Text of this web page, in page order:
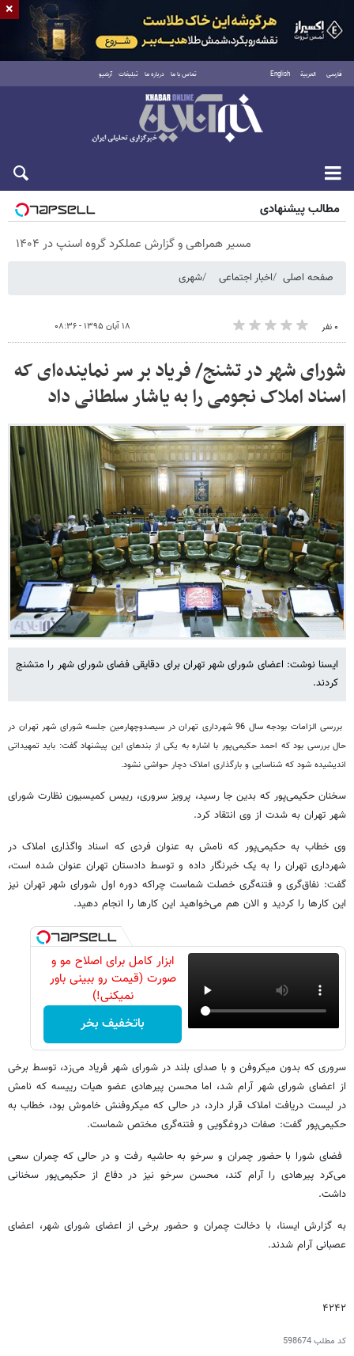
فارسی العربية English تماس با ما درباره ما تبلیغات آرشیو
پنجشنبه ۱۵ مرداد ۱۴۰۵
مطالب پیشنهادی
مسیر همراهی و گزارش عملکرد گروه اسنپ در ۱۴۰۴
صفحه اصلی اخبار اجتماعی شهری
۰ نفر ۱۸ آبان ۱۳۹۵ - ۰۸:۳۶
شورای شهر در تشنج/ فریاد بر سر نماینده‌ای که
اسناد املاک نجومی را به یاشار سلطانی داد
ایسنا نوشت: اعضای شورای شهر تهران برای دقایقی فضای شورای شهر را متشنج
کردند.
بررسی الزامات بودجه سال 96 شهرداری تهران در سیصدوچهارمین جلسه شورای شهر تهران در
حال بررسی بود که احمد حکیمی‌پور با اشاره به یکی از بندهای این پیشنهاد گفت: باید تمهیداتی
اندیشیده شود که شناسایی و بارگذاری املاک دچار حواشی نشود.
سخنان حکیمی‌پور که بدین جا رسید، پرویز سروری، رییس کمیسیون نظارت شورای
شهر تهران به شدت از وی انتقاد کرد.
وی خطاب به حکیمی‌پور که نامش به عنوان فردی که اسناد واگذاری املاک در
شهرداری تهران را به یک خبرنگار داده و توسط دادستان تهران عنوان شده است،
گفت: نفاق‌گری و فتنه‌گری خصلت شماست چراکه دوره اول شورای شهر تهران نیز
این کارها را کردید و الان هم می‌خواهید این کارها را انجام دهید.
ابزار کامل برای اصلاح مو و
صورت (قیمت رو ببینی باور
نمیکنی!)
باتخفیف بخر
سروری که بدون میکروفن و با صدای بلند در شورای شهر فریاد می‌زد، توسط برخی
از اعضای شورای شهر آرام شد، اما محسن پیرهادی عضو هیات رییسه که نامش
در لیست دریافت املاک قرار دارد، در حالی که میکروفنش خاموش بود، خطاب به
حکیمی‌پور گفت: صفات دروغگویی و فتنه‌گری مختص شماست.
فضای شورا با حضور چمران و سرخو به حاشیه رفت و در حالی که چمران سعی
می‌کرد پیرهادی را آرام کند، محسن سرخو نیز در دفاع از حکیمی‌پور سخنانی
داشت.
به گزارش ایسنا، با دخالت چمران و حضور برخی از اعضای شورای شهر، اعضای
عصبانی آرام شدند.
۴۲۴۲
کد مطلب598674
×